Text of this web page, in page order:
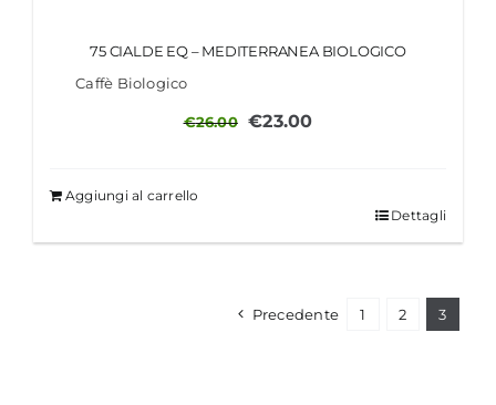
75 CIALDE EQ – MEDITERRANEA BIOLOGICO
Caffè Biologico
€26.00 Il
€26.00.
€23.00Il
€23.00.
Aggiungi al carrello
Dettagli
Precedente 1 2 3